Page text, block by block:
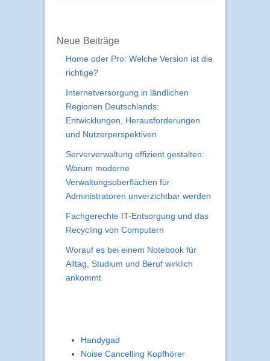
Neue Beiträge
Home oder Pro: Welche Version ist die
richtige?
Internetversorgung in ländlichen
Regionen Deutschlands:
Entwicklungen, Herausforderungen
und Nutzerperspektiven
Serververwaltung effizient gestalten:
Warum moderne
Verwaltungsoberflächen für
Administratoren unverzichtbar werden
Fachgerechte IT-Entsorgung und das
Recycling von Computern
Worauf es bei einem Notebook für
Alltag, Studium und Beruf wirklich
ankommt
Handygad
Noise Cancelling Kopfhörer